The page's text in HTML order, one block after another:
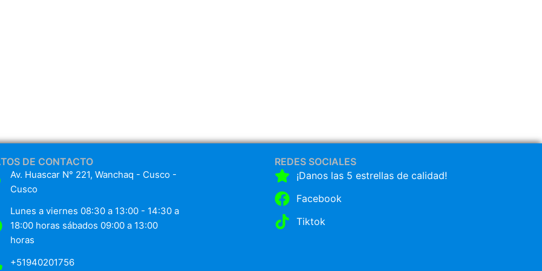
DE CONTACTO
Av. Huascar N° 221, Wanchaq - Cusco -
Cusco
Lunes a viernes 08:30 a 13:00 - 14:30 a
18:00 horas sábados 09:00 a 13:00
horas
+51940201756
REDES SOCIALES
¡Danos las 5 estrellas de calidad!
Facebook
Tiktok